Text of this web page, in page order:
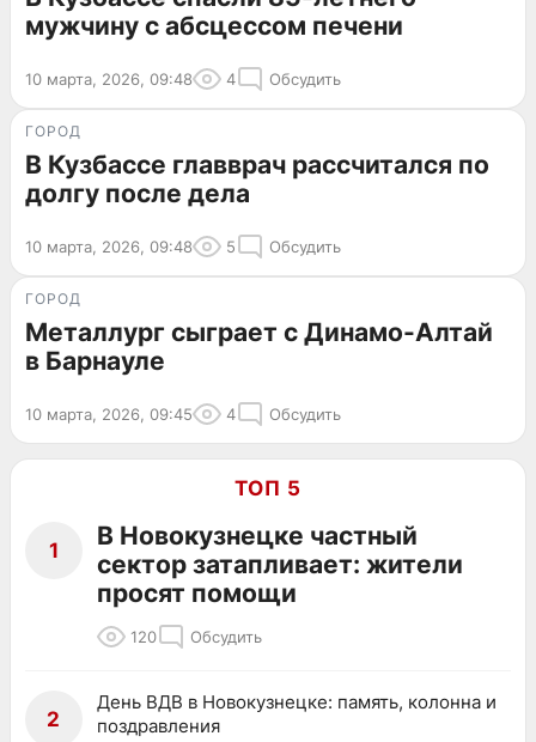
мужчину с абсцессом печени
10 марта, 2026, 09:48 4 Обсудить
ГОРОД
В Кузбассе главврач рассчитался по
долгу после дела
10 марта, 2026, 09:48 5 Обсудить
ГОРОД
Металлург сыграет с Динамо-Алтай
в Барнауле
10 марта, 2026, 09:45 4 Обсудить
ТОП 5
1
В Новокузнецке частный
сектор затапливает: жители
просят помощи
120 Обсудить
2
День ВДВ в Новокузнецке: память, колонна и
поздравления